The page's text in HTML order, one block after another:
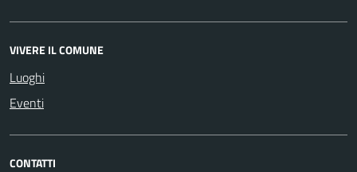
VIVERE IL COMUNE
Luoghi
Eventi
CONTATTI